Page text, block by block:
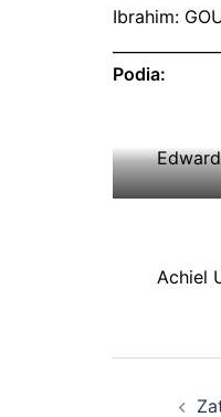
Ibrahim:
Podia:
Achiel